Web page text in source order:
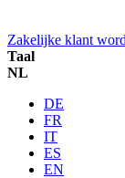
Zakelijke klant
Taal
NL
DE
FR
IT
ES
EN